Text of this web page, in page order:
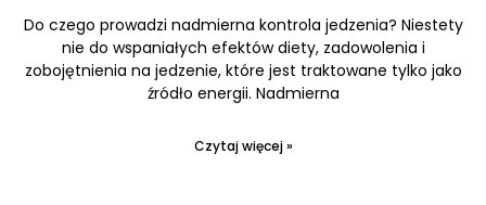
Do czego prowadzi nadmierna kontrola jedzenia? Niestety
nie do wspaniałych efektów diety, zadowolenia i
zobojętnienia na jedzenie, które jest traktowane tylko jako
źródło energii. Nadmierna
Czytaj więcej »